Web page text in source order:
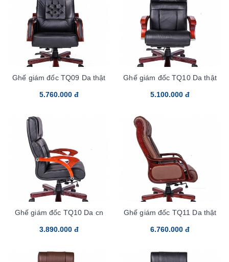
Ghế giám đốc TQ09 Da thật
5.760.000 đ
Ghế giám đốc TQ10 Da thật
5.100.000 đ
Ghế giám đốc TQ10 Da cn
3.890.000 đ
Ghế giám đốc TQ11 Da thật
6.760.000 đ